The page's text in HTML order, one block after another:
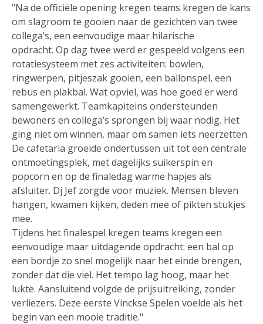
"Na de officiële opening kregen teams kregen de kans
om slagroom te gooien naar de gezichten van twee
collega’s, een eenvoudige maar hilarische
opdracht. Op dag twee werd er gespeeld volgens een
rotatiesysteem met zes activiteiten: bowlen,
ringwerpen, pitjeszak gooien, een ballonspel, een
rebus en plakbal. Wat opviel, was hoe goed er werd
samengewerkt. Teamkapiteins ondersteunden
bewoners en collega’s sprongen bij waar nodig. Het
ging niet om winnen, maar om samen iets neerzetten.
De cafetaria groeide ondertussen uit tot een centrale
ontmoetingsplek, met dagelijks suikerspin en
popcorn en op de finaledag warme hapjes als
afsluiter. Dj Jef zorgde voor muziek. Mensen bleven
hangen, kwamen kijken, deden mee of pikten stukjes
mee.
Tijdens het finalespel kregen teams kregen een
eenvoudige maar uitdagende opdracht: een bal op
een bordje zo snel mogelijk naar het einde brengen,
zonder dat die viel. Het tempo lag hoog, maar het
lukte. Aansluitend volgde de prijsuitreiking, zonder
verliezers. Deze eerste Vinckse Spelen voelde als het
begin van een mooie traditie."